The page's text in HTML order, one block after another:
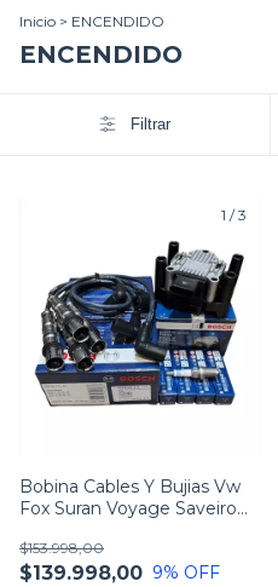
Inicio > ENCENDIDO
ENCENDIDO
Filtrar
1 /3
Bobina Cables Y Bujias Vw
Fox Suran Voyage Saveiro
$139.998,00
$153.998,00
9% OFF